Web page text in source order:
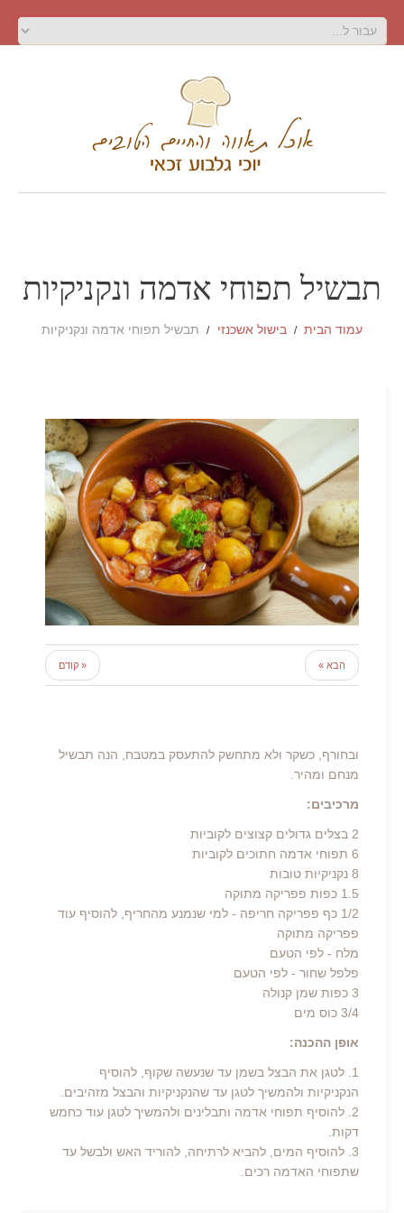
תבשיל תפוחי אדמה ונקניקיות
עמוד הבית בישול אשכנזי תבשיל תפוחי אדמה ונקניקיות
« קודם הבא »
ובחורף, כשקר ולא מתחשק להתעסק במטבח, הנה תבשיל
מנחם ומהיר.
מרכיבים:
2 בצלים גדולים קצוצים לקוביות
6 תפוחי אדמה חתוכים לקוביות
8 נקניקיות טובות
1.5 כפות פפריקה מתוקה
1/2 כף פפריקה חריפה - למי שנמנע מהחריף, להוסיף עוד
פפריקה מתוקה
מלח - לפי הטעם
פלפל שחור - לפי הטעם
3 כפות שמן קנולה
3/4 כוס מים
אופן ההכנה:
1. לטגן את הבצל בשמן עד שנעשה שקוף, להוסיף
הנקניקיות ולהמשיך לטגן עד שהנקניקיות והבצל מזהיבים.
2. להוסיף תפוחי אדמה ותבלינים ולהמשיך לטגן עוד כחמש
דקות.
3. להוסיף המים, להביא לרתיחה, להוריד האש ולבשל עד
שתפוחי האדמה רכים.